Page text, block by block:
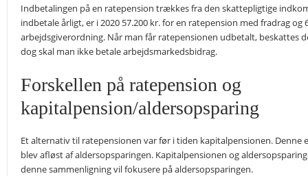
Indbetalingen på en ratepension trækkes fra den skattepligtige
indbetale årligt, er i 2020 57.200 kr. for en ratepension med fradrag og
arbejdsgiverordning. Når man får ratepensionen udbetalt, beskattes
dog skal man ikke betale arbejdsmarkedsbidrag.
Forskellen på ratepension og
kapitalpension/aldersopsparing
Et alternativ til ratepensionen var før i tiden kapitalpensionen. Denne
blev afløst af aldersopsparingen. Kapitalpensionen og
denne sammenligning vil fokusere på aldersopsparingen.